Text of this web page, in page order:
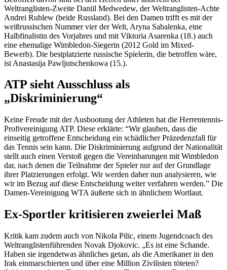
Weltranglisten-Zweite Daniil Medwedew, der Weltranglisten-Achte
Andrei Rublew (beide Russland). Bei den Damen trifft es mit der
weißrussischen Nummer vier der Welt, Aryna Sabalenka, eine
Halbfinalistin des Vorjahres und mit Viktoria Asarenka (18.) auch
eine ehemalige Wimbledon-Siegerin (2012 Gold im Mixed-
Bewerb). Die bestplatzierte russische Spielerin, die betroffen wäre,
ist Anastasija Pawljutschenkowa (15.).
ATP sieht Ausschluss als
„Diskriminierung“
Keine Freude mit der Ausbootung der Athleten hat die Herrentennis-
Profivereinigung ATP. Diese erklärte: “Wir glauben, dass die
einseitig getroffene Entscheidung ein schädlicher Präzedenzfall für
das Tennis sein kann. Die Diskriminierung aufgrund der Nationalität
stellt auch einen Verstoß gegen die Vereinbarungen mit Wimbledon
dar, nach denen die Teilnahme der Spieler nur auf der Grundlage
ihrer Platzierungen erfolgt. Wir werden daher nun analysieren, wie
wir im Bezug auf diese Entscheidung weiter verfahren werden.” Die
Damen-Vereinigung WTA äußerte sich in ähnlichem Wortlaut.
Ex-Sportler kritisieren zweierlei Maß
Kritik kam zudem auch von Nikola Pilic, einem Jugendcoach des
Weltranglistenführenden Novak Djokovic. „Es ist eine Schande.
Haben sie irgendetwas ähnliches getan, als die Amerikaner in den
Irak einmarschierten und über eine Million Zivilisten töteten?